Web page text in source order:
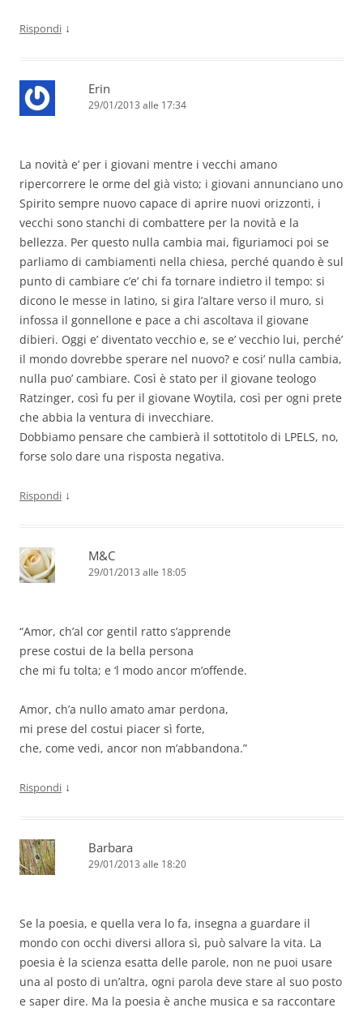
Rispondi ↓
Erin
29/01/2013 alle 17:34
La novità e’ per i giovani mentre i vecchi amano
ripercorrere le orme del già visto; i giovani annunciano uno
Spirito sempre nuovo capace di aprire nuovi orizzonti, i
vecchi sono stanchi di combattere per la novità e la
bellezza. Per questo nulla cambia mai, figuriamoci poi se
parliamo di cambiamenti nella chiesa, perché quando è sul
punto di cambiare c’e’ chi fa tornare indietro il tempo: si
dicono le messe in latino, si gira l’altare verso il muro, si
infossa il gonnellone e pace a chi ascoltava il giovane
dibieri. Oggi e’ diventato vecchio e, se e’ vecchio lui, perché’
il mondo dovrebbe sperare nel nuovo? e cosi’ nulla cambia,
nulla puo’ cambiare. Così è stato per il giovane teologo
Ratzinger, così fu per il giovane Woytila, così per ogni prete
che abbia la ventura di invecchiare.
Dobbiamo pensare che cambierà il sottotitolo di LPELS, no,
forse solo dare una risposta negativa.
Rispondi ↓
M&C
29/01/2013 alle 18:05
“Amor, ch’al cor gentil ratto s’apprende
prese costui de la bella persona
che mi fu tolta; e ‘l modo ancor m’offende.
Amor, ch’a nullo amato amar perdona,
mi prese del costui piacer sì forte,
che, come vedi, ancor non m’abbandona.”
Rispondi ↓
Barbara
29/01/2013 alle 18:20
Se la poesia, e quella vera lo fa, insegna a guardare il
mondo con occhi diversi allora sì, può salvare la vita. La
poesia è la scienza esatta delle parole, non ne puoi usare
una al posto di un’altra, ogni parola deve stare al suo posto
e saper dire. Ma la poesia è anche musica e sa raccontare